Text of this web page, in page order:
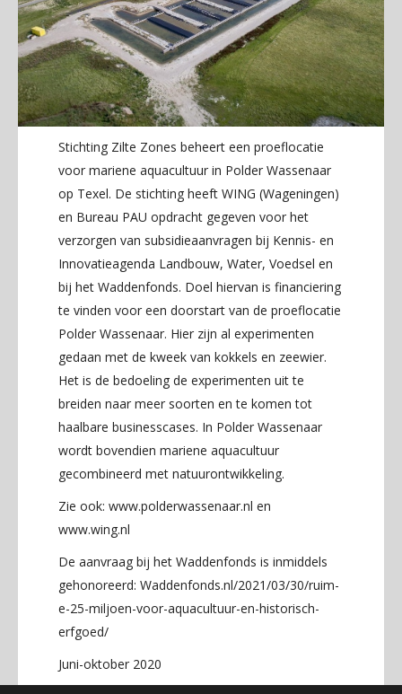
Stichting Zilte Zones beheert een proeflocatie
voor mariene aquacultuur in Polder Wassenaar
op Texel. De stichting heeft WING (Wageningen)
en Bureau PAU opdracht gegeven voor het
verzorgen van subsidieaanvragen bij Kennis- en
Innovatieagenda Landbouw, Water, Voedsel en
bij het Waddenfonds. Doel hiervan is financiering
te vinden voor een doorstart van de proeflocatie
Polder Wassenaar. Hier zijn al experimenten
gedaan met de kweek van kokkels en zeewier.
Het is de bedoeling de experimenten uit te
breiden naar meer soorten en te komen tot
haalbare businesscases. In Polder Wassenaar
wordt bovendien mariene aquacultuur
gecombineerd met natuurontwikkeling.
Zie ook: www.polderwassenaar.nl en
www.wing.nl
De aanvraag bij het Waddenfonds is inmiddels
gehonoreerd: Waddenfonds.nl/2021/03/30/ruim-
e-25-miljoen-voor-aquacultuur-en-historisch-
erfgoed/
Juni-oktober 2020